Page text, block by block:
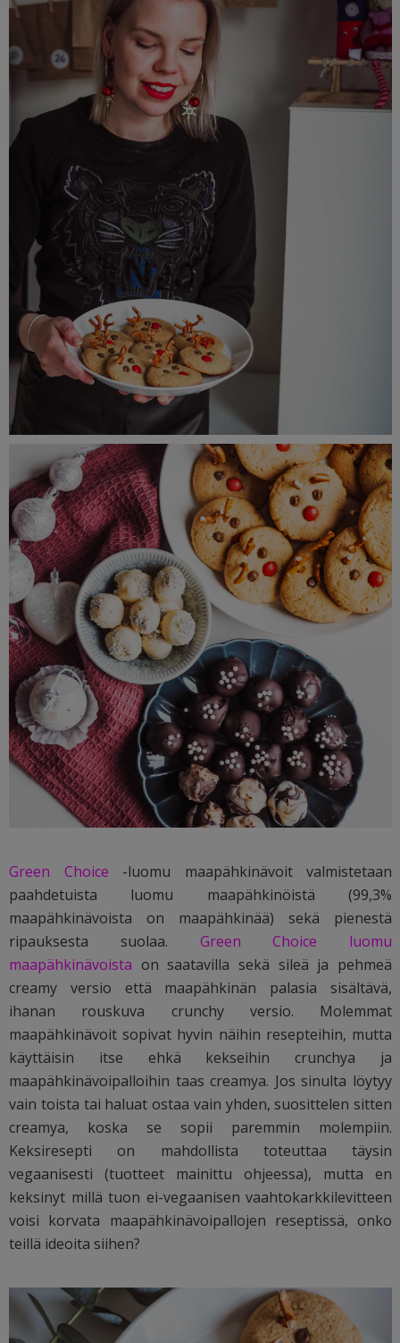
Green Choice -luomu maapähkinävoit valmistetaan
paahdetuista luomu maapähkinöistä (99,3%
maapähkinävoista on maapähkinää) sekä pienestä
ripauksesta suolaa. Green Choice luomu
maapähkinävoista on saatavilla sekä sileä ja pehmeä
creamy versio että maapähkinän palasia sisältävä,
ihanan rouskuva crunchy versio. Molemmat
maapähkinävoit sopivat hyvin näihin resepteihin, mutta
käyttäisin itse ehkä kekseihin crunchya ja
maapähkinävoipalloihin taas creamya. Jos sinulta löytyy
vain toista tai haluat ostaa vain yhden, suosittelen sitten
creamya, koska se sopii paremmin molempiin.
Keksiresepti on mahdollista toteuttaa täysin
vegaanisesti (tuotteet mainittu ohjeessa), mutta en
keksinyt millä tuon ei-vegaanisen vaahtokarkkilevitteen
voisi korvata maapähkinävoipallojen reseptissä, onko
teillä ideoita siihen?